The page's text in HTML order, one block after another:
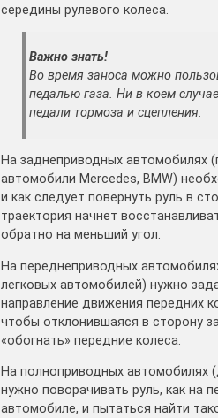
середины рулевого колеса.
Важно знать!
Во время заноса можно
педалью газа. Ни в коем
педали тормоза и сцепления.
На заднеприводных автомобилях
автомобили Mercedes, BMW)
и как следует повернуть руль в
траектория начнет
обратно на меньший угол.
На переднеприводных
легковых автомобилей) нужно
направление движения передних
чтобы отклонившаяся в сторону
«обогнать» передние колеса.
На полноприводных автомобилях
нужно поворачивать руль, как на
автомобиле, и пытаться найти